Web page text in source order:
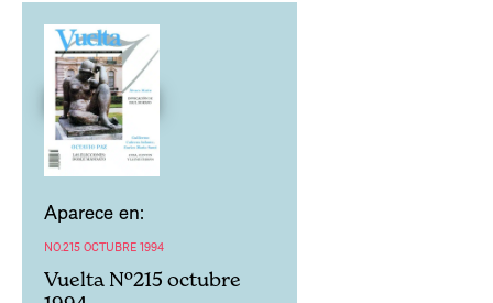
Aparece en:
NO.215 OCTUBRE 1994
Vuelta Nº215 octubre